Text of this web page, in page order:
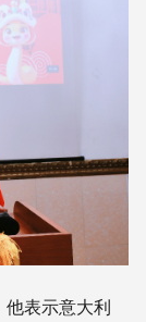
表示意大利